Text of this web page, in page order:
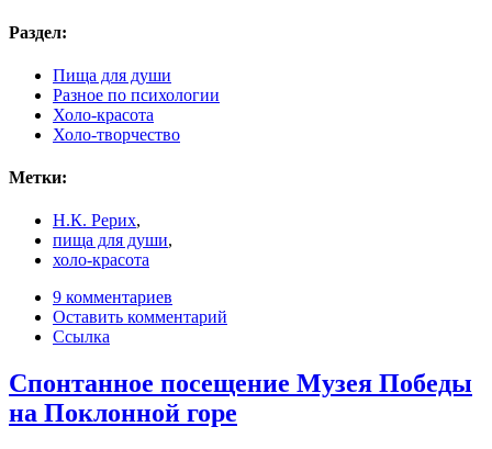
Раздел:
Пища для души
Разное по психологии
Холо-красота
Холо-творчество
Метки:
Н.К. Рерих,
пища для души,
холо-красота
9 комментариев
Оставить комментарий
Ссылка
Спонтанное посещение Музея Победы
на Поклонной горе